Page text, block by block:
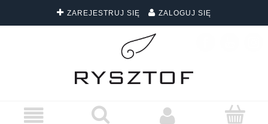
ZAREJESTRUJ SIĘ ZALOGUJ SIĘ
DARMOWA DOSTAWA WSZYSTKICH ZAMÓWIEŃ